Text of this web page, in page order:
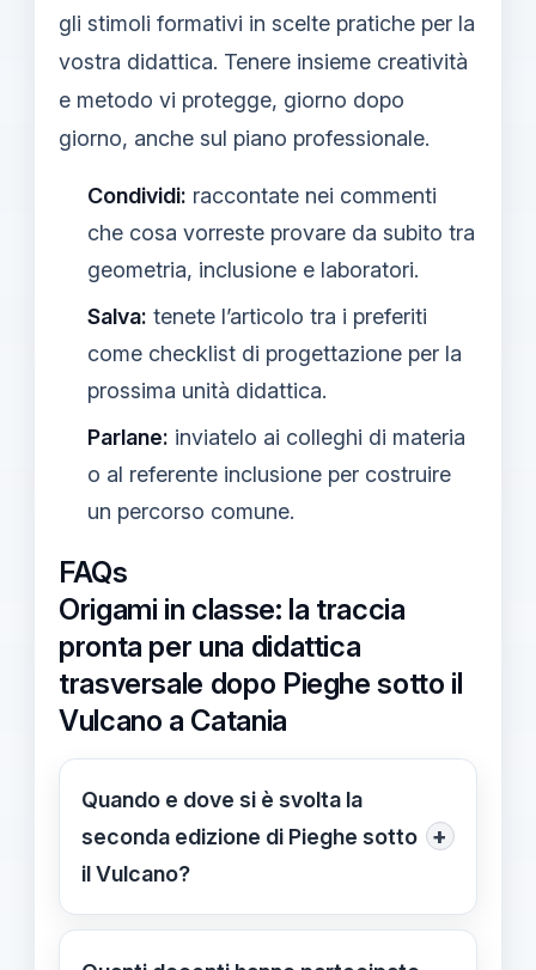
gli stimoli formativi in scelte pratiche per la
vostra didattica. Tenere insieme creatività
e metodo vi protegge, giorno dopo
giorno, anche sul piano professionale.
Condividi: raccontate nei commenti
che cosa vorreste provare da subito tra
geometria, inclusione e laboratori.
Salva: tenete l’articolo tra i preferiti
come checklist di progettazione per la
prossima unità didattica.
Parlane: inviatelo ai colleghi di materia
o al referente inclusione per costruire
un percorso comune.
FAQs
Origami in classe: la traccia
pronta per una didattica
trasversale dopo Pieghe sotto il
Vulcano a Catania
Quando e dove si è svolta la
seconda edizione di Pieghe sotto
il Vulcano?
+
Si è svolta a Catania il 28 e 29 marzo
presso l'Istituto Comprensivo De